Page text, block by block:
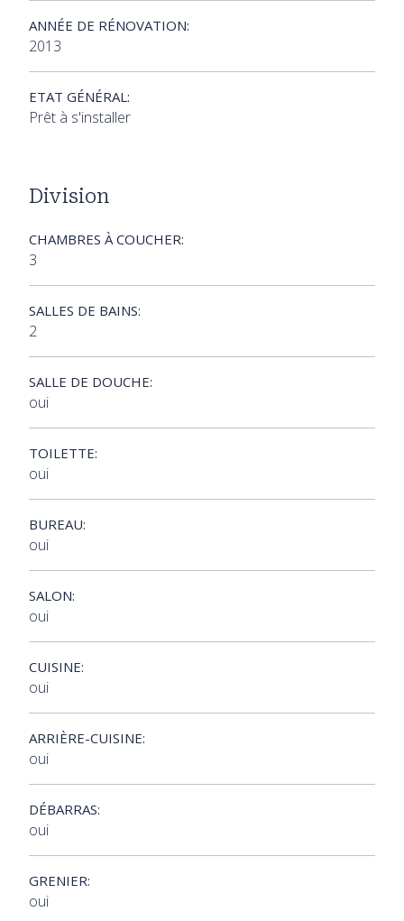
ANNÉE DE RÉNOVATION:
2013
ETAT GÉNÉRAL:
Prêt à s'installer
Division
CHAMBRES À COUCHER:
3
SALLES DE BAINS:
2
SALLE DE DOUCHE:
oui
TOILETTE:
oui
BUREAU:
oui
SALON:
oui
CUISINE:
oui
ARRIÈRE-CUISINE:
oui
DÉBARRAS:
oui
GRENIER:
oui